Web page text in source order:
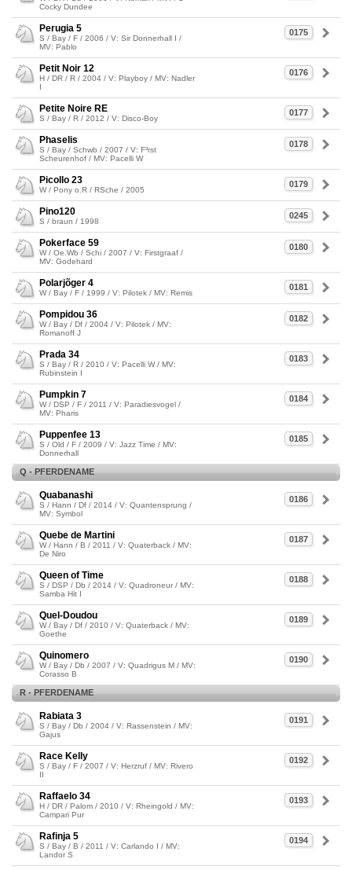
Cocky Dundee
0175
Perugia 5
S / Bay / F / 2006 / V: Sir Donnerhall I /
MV: Pablo
0176
Petit Noir 12
H / DR / R / 2004 / V: Playboy / MV: Nadler
I
0177
Petite Noire RE
S / Bay / R / 2012 / V: Disco-Boy
0178
Phaselis
S / Bay / Schwb / 2007 / V: F³rst
Scheurenhof / MV: Pacelli W
0179
Picollo 23
W / Pony o.R / RSche / 2005
0245
Pino120
S / braun / 1998
0180
Pokerface 59
W / Oe.Wb / Schi / 2007 / V: Firstgraaf /
MV: Godehard
0181
Polarjõger 4
W / Bay / F / 1999 / V: Pilotek / MV: Remis
0182
Pompidou 36
W / Bay / Df / 2004 / V: Pilotek / MV:
Romanoff J
0183
Prada 34
S / Bay / R / 2010 / V: Pacelli W / MV:
Rubinstein I
0184
Pumpkin 7
W / DSP / F / 2011 / V: Paradiesvogel /
MV: Pharis
0185
Puppenfee 13
S / Old / F / 2009 / V: Jazz Time / MV:
Donnerhall
Q - PFERDENAME
0186
Quabanashi
S / Hann / Df / 2014 / V: Quantensprung /
MV: Symbol
0187
Quebe de Martini
W / Hann / B / 2011 / V: Quaterback / MV:
De Niro
0188
Queen of Time
S / DSP / Db / 2014 / V: Quadroneur / MV:
Samba Hit I
0189
Quel-Doudou
W / Bay / Df / 2010 / V: Quaterback / MV:
Goethe
0190
Quinomero
W / Bay / Db / 2007 / V: Quadrigus M / MV:
Corasso B
R - PFERDENAME
0191
Rabiata 3
S / Bay / Db / 2004 / V: Rassenstein / MV:
Gajus
0192
Race Kelly
S / Bay / F / 2007 / V: Herzruf / MV: Rivero
II
0193
Raffaelo 34
H / DR / Palom / 2010 / V: Rheingold / MV:
Campari Pur
0194
Rafinja 5
S / Bay / B / 2011 / V: Carlando I / MV:
Landor S